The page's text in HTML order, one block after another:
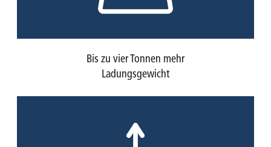
Bis zu vier Tonnen mehr
Ladungsgewicht